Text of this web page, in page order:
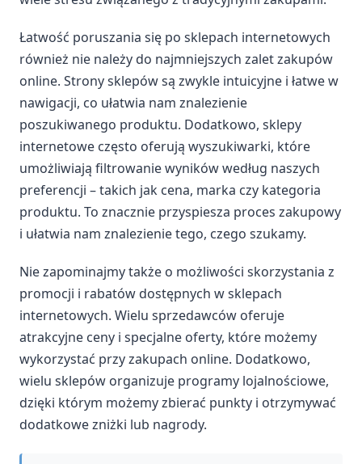
Łatwość poruszania się po sklepach internetowych
również nie należy do najmniejszych zalet zakupów
online. Strony sklepów są zwykle intuicyjne i łatwe w
nawigacji, co ułatwia nam znalezienie
poszukiwanego produktu. Dodatkowo, sklepy
internetowe często oferują wyszukiwarki, które
umożliwiają filtrowanie wyników według naszych
preferencji – takich jak cena, marka czy kategoria
produktu. To znacznie przyspiesza proces zakupowy
i ułatwia nam znalezienie tego, czego szukamy.
Nie zapominajmy także o możliwości skorzystania z
promocji i rabatów dostępnych w sklepach
internetowych. Wielu sprzedawców oferuje
atrakcyjne ceny i specjalne oferty, które możemy
wykorzystać przy zakupach online. Dodatkowo,
wielu sklepów organizuje programy lojalnościowe,
dzięki którym możemy zbierać punkty i otrzymywać
dodatkowe zniżki lub nagrody.